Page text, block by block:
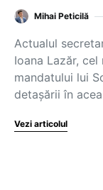
Mihai Peticilă
Actualul
Ioana Lazăr,
mandatului lui
detașării în
Vezi articolul